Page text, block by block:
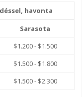
havonta
Sarasota
$1.200 - $1.500
$1.500 - $1.800
$1.500 - $2.300